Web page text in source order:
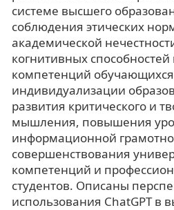
системе высшего
соблюдения этических
академической
когнитивных
компетенций
индивидуализации
развития критического и
мышления, повышения
информационной
совершенствования
компетенций и
студентов. Описаны
использования ChatGPT в